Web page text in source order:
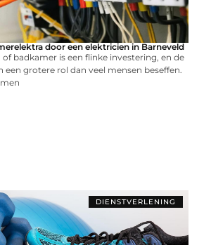
door een elektricien in Barneveld
badkamer is een flinke investering, en de
een grotere rol dan veel mensen beseffen.
DIENSTVERLENING